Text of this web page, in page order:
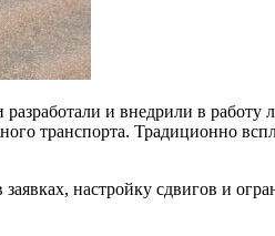
и внедрили в работу
транспорта. Традиционно
настройку сдвигов и